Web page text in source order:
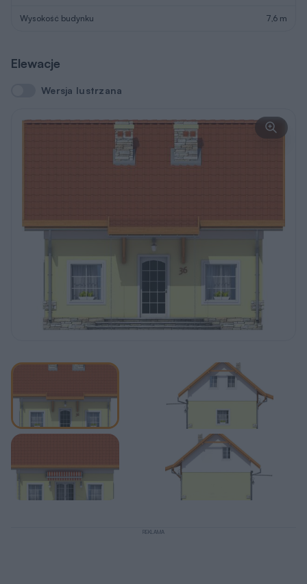
Wysokość budynku 7,6 m
Elewacje
Wersja lustrzana
Wersja lustrzana
REKLAMA